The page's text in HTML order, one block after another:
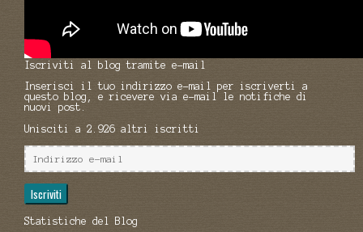
Iscriviti al blog tramite e-mail
Inserisci il tuo indirizzo e-mail per iscriverti a
questo blog, e ricevere via e-mail le notifiche di
nuovi post.
Unisciti a 2.926 altri iscritti
Indirizzo
e-
mail
Iscriviti
Statistiche del Blog